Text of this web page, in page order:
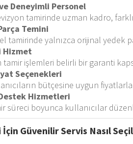
Deneyimli Personel
tamirinde uzman kadro,
Temini
tamirinde yalnızca orijinal yedek
Hizmet
tamir işlemleri belirli bir garanti
Seçenekleri
bütçesine uygun
Hizmetleri
süreci boyunca kullanıcılar
Güvenilir Servis Nasıl